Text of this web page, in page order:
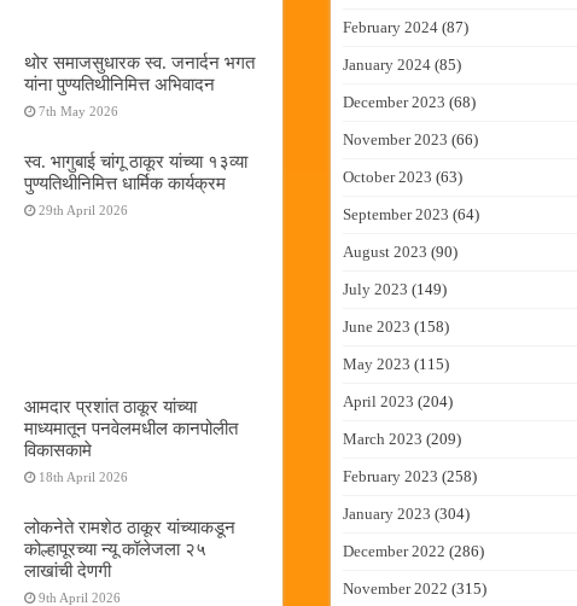
थोर समाजसुधारक स्व. जनार्दन भगत
यांना पुण्यतिथीनिमित्त अभिवादन
7th May 2026
स्व. भागुबाई चांगू ठाकूर यांच्या १३व्या
पुण्यतिथीनिमित्त धार्मिक कार्यक्रम
29th April 2026
आमदार प्रशांत ठाकूर यांच्या
माध्यमातून पनवेलमधील कानपोलीत
विकासकामे
18th April 2026
लोकनेते रामशेठ ठाकूर यांच्याकडून
कोल्हापूरच्या न्यू कॉलेजला २५
लाखांची देणगी
9th April 2026
February 2024 (87)
January 2024 (85)
December 2023 (68)
November 2023 (66)
October 2023 (63)
September 2023 (64)
August 2023 (90)
July 2023 (149)
June 2023 (158)
May 2023 (115)
April 2023 (204)
March 2023 (209)
February 2023 (258)
January 2023 (304)
December 2022 (286)
November 2022 (315)